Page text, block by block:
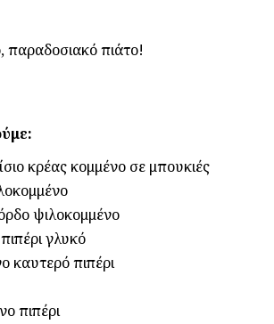
παραδοσιακό πιάτο!
κρέας κομμένο σε μπουκιές
ψιλοκομμένο
γλυκό
καυτερό πιπέρι
πιπέρι